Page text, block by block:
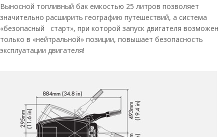
Выносной топливный бак емкостью 25 литров позволяет
значительно расширить географию путешествий, а система
«безопасный старт», при которой запуск двигателя возможен
только в «нейтральной» позиции, повышает безопасность
эксплуатации двигателя!